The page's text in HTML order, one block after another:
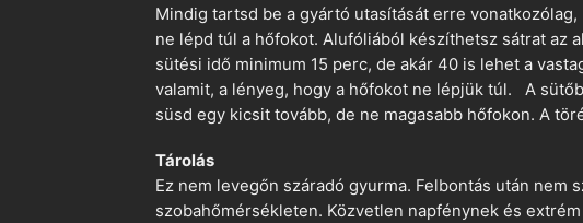
Mindig tartsd be a gyártó utasítását erre
ne lépd túl a hőfokot. Alufóliából készíthetsz sátrat az
sütési idő minimum 15 perc, de akár 40 is lehet a
valamit, a lényeg, hogy a hőfokot ne lépjük túl. A
süsd egy kicsit tovább, de ne magasabb hőfokon. A
Tárolás
Ez nem levegőn száradó gyurma. Felbontás után
szobahőmérsékleten. Közvetlen napfénynek és